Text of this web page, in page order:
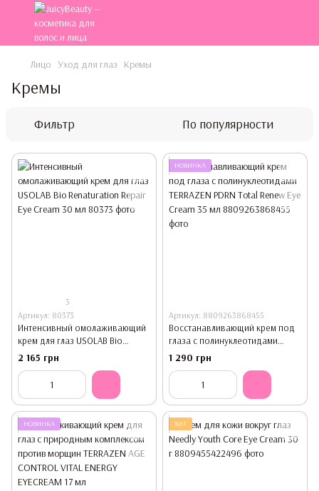
Лицо Уход для глаз Кремы
Кремы
Фильтр По популярности
3
Артикул: 80373
Интенсивный омолаживающий
крем для глаз USOLAB Bio
Renaturation Repair Eye Cream
2 165 грн
НОВИНКА
Артикул: 8809263868455
Восстанавливающий крем под
глаза с полинуклеотидами
TERRAZEN PDRN Total Renew Eye
Cream 35 мл
1 290 грн
НОВИНКА ХИТ